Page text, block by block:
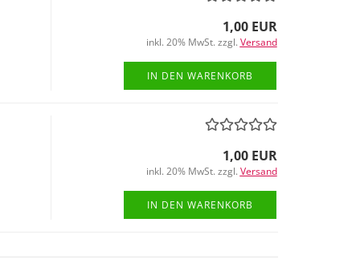
1,00 EUR
inkl. 20% MwSt. zzgl. Versand
IN DEN WARENKORB
1,00 EUR
inkl. 20% MwSt. zzgl. Versand
IN DEN WARENKORB